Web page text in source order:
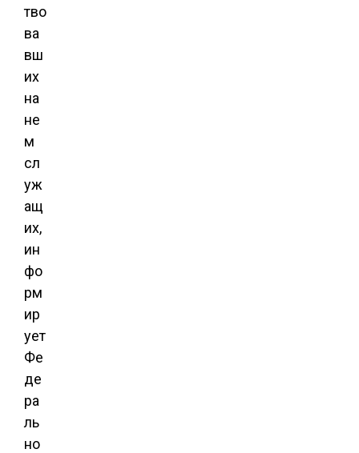
тво
ва
вш
их
на
не
м
сл
уж
ащ
их,
ин
фо
рм
ир
ует
Фе
де
ра
ль
но